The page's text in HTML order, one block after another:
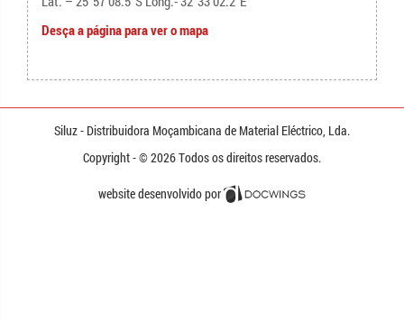
Desça a página para ver o mapa
Siluz - Distribuidora Moçambicana de Material Eléctrico, Lda.
Copyright - © 2026Todos os direitos reservados.
website desenvolvido por